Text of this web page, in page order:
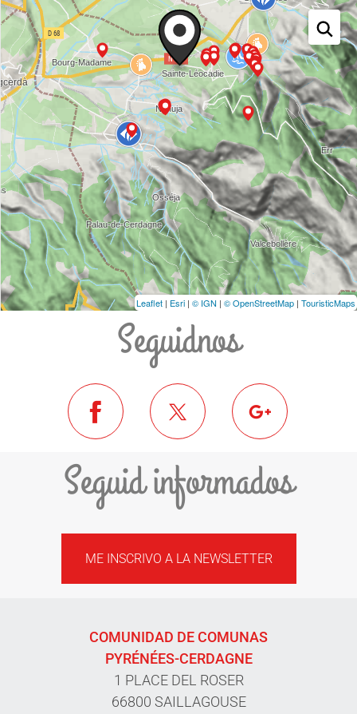
Leaflet | Esri | © IGN | © OpenStreetMap | TouristicMaps
Seguidnos
Seguid informados
ME INSCRIVO A LA NEWSLETTER
COMUNIDAD DE COMUNAS
PYRÉNÉES-CERDAGNE
1 PLACE DEL ROSER
66800 SAILLAGOUSE